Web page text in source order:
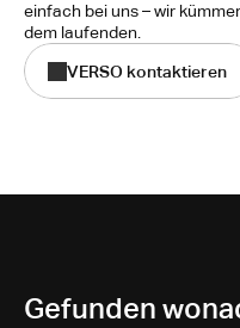
einfach bei uns – wir
dem laufenden.
VERSO kontaktieren
Gefunden